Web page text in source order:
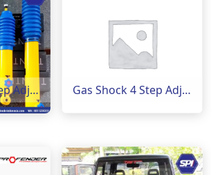
Gas Shock 4 Step Adjustable ( Ford Ranger ) Gas Shock 4 Step Adjustable ( Toyota Innova )